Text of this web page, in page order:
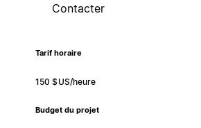
Contacter
Tarif horaire
150 $US/heure
Budget du projet